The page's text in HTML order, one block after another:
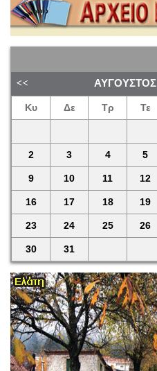
ΑΎΓΟΥΣΤΟΣ
Κυ Δε Τρ Τε
2 3 4 5
9 10 11 12
16 17 18 19
23 24 25 26
30 31